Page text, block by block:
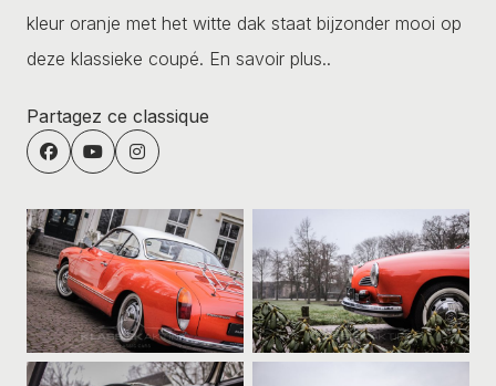
kleur oranje met het witte dak staat bijzonder mooi op
deze klassieke coupé. En savoir plus..
Partagez ce classique